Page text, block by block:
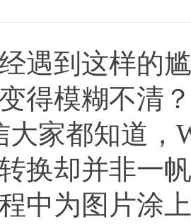
遇到这样的
得模糊不清
大家都知道，
换却并非一
中为图片涂